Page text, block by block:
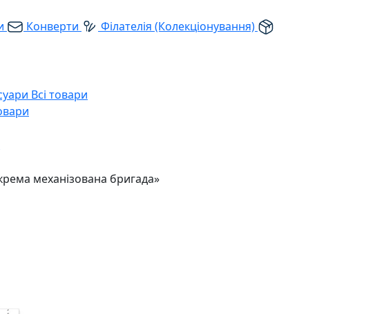
Конверти
Філателія (Колекціонування)
Всі товари
механізована бригада»